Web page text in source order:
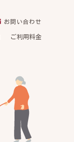
お問い合わせ
ご利用料金